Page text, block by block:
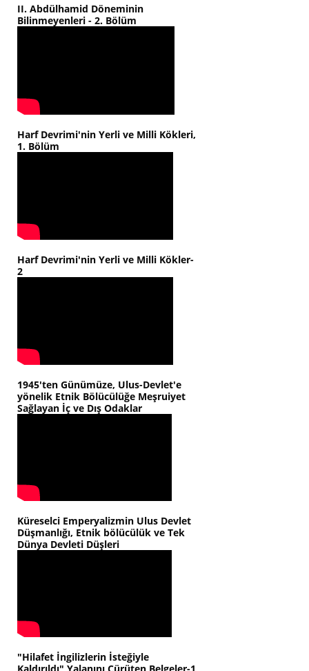
II. Abdülhamid Döneminin
Bilinmeyenleri - 2. Bölüm
Harf Devrimi'nin Yerli ve Milli Kökleri,
1. Bölüm
Harf Devrimi'nin Yerli ve Milli Kökler-
2
1945'ten Günümüze, Ulus-Devlet'e
yönelik Etnik Bölücülüğe Meşruiyet
Sağlayan İç ve Dış Odaklar
Küreselci Emperyalizmin Ulus Devlet
Düşmanlığı, Etnik bölücülük ve Tek
Dünya Devleti Düşleri
"Hilafet İngilizlerin İsteğiyle